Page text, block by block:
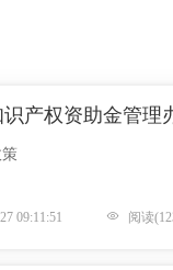
产权资助金管理
09:11:51 阅读